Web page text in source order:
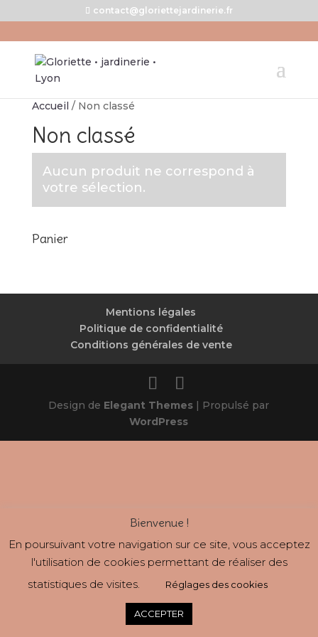
contact@gloriettejardinerie.fr
Accueil / Non classé
Non classé
Aucun produit ne correspond à
votre sélection.
Panier
Mentions légales
Politique de confidentialité
Conditions générales de vente
Design de Elegant Themes | Propulsé par
WordPress
Bienvenue !
En poursuivant votre navigation sur ce site, vous acceptez
l'utilisation de cookies permettant de réaliser des
statistiques de visites.
Réglages des cookies
ACCEPTER